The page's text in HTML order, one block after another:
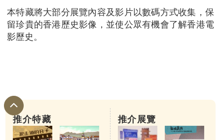
本特藏將大部分展覽內容及影片以數碼方式收集，保
留珍貴的香港歷史影像，並使公眾有機會了解香港電
影歷史。
推介特藏 推介展覽